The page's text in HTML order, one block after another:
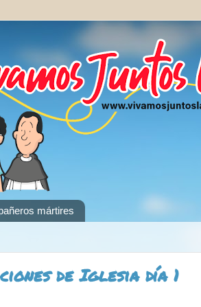
mártires
de Iglesia día 1